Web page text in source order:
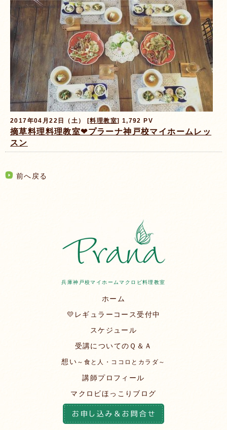
2017年04月22日（土） [料理教室] 1,792 PV
摘草料理料理教室❤プラーナ神戸校マイホームレッ
スン
前へ戻る
兵庫神戸校マイホームマクロビ料理教室
ホーム
💛レギュラーコース受付中
スケジュール
受講についてのＱ＆Ａ
想い ～食と人・ココロとカラダ～
講師プロフィール
マクロビほっこりブログ